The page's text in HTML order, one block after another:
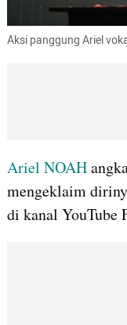
Aksi panggung Ariel
Ariel NOAH
mengeklaim
di kanal YouTube